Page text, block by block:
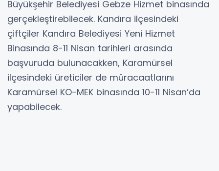
Büyükşehir Belediyesi Gebze Hizmet binasında
gerçekleştirebilecek. Kandıra ilçesindeki
çiftçiler Kandıra Belediyesi Yeni Hizmet
Binasında 8-11 Nisan tarihleri arasında
başvuruda bulunacakken, Karamürsel
ilçesindeki üreticiler de müracaatlarını
Karamürsel KO-MEK binasında 10-11 Nisan’da
yapabilecek.